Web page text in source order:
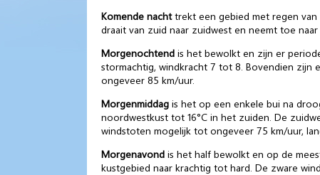
Komende nachttrekt een gebied met regen van
draait van zuid naar zuidwest en neemt toe
Morgenochtend is het bewolkt en zijn er
stormachtig, windkracht 7 tot 8. Bovendien
ongeveer 85 km/uur.
Morgenmiddag is het op een enkele bui na
noordwestkust tot 16°C in het zuiden. De
windstoten mogelijk tot ongeveer 75 km/uur,
Morgenavond is het half bewolkt en op de
kustgebied naar krachtig tot hard. De zware